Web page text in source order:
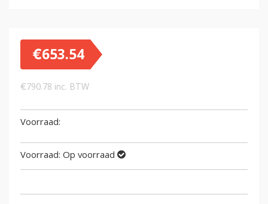
€653.54
€790.78 inc. BTW
Voorraad:
Op voorraad